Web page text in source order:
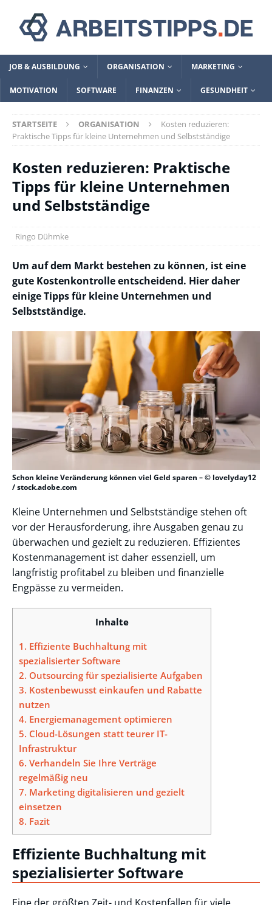
JOB & AUSBILDUNG ORGANISATION MARKETING
MOTIVATION SOFTWARE FINANZEN GESUNDHEIT
STARTSEITE ORGANISATION
Kosten reduzieren:
Praktische Tipps für kleine Unternehmen und Selbstständige
Kosten reduzieren: Praktische
Tipps für kleine Unternehmen
und Selbstständige
Ringo Dühmke
Um auf dem Markt bestehen zu können, ist eine
gute Kostenkontrolle entscheidend. Hier daher
einige Tipps für kleine Unternehmen und
Selbstständige.
Schon kleine Veränderung können viel Geld sparen – © lovelyday12
/ stock.adobe.com
Kleine Unternehmen und Selbstständige stehen oft
vor der Herausforderung, ihre Ausgaben genau zu
überwachen und gezielt zu reduzieren. Effizientes
Kostenmanagement ist daher essenziell, um
langfristig profitabel zu bleiben und finanzielle
Engpässe zu vermeiden.
Inhalte
1. Effiziente Buchhaltung mit
spezialisierter Software
2. Outsourcing für spezialisierte Aufgaben
3. Kostenbewusst einkaufen und Rabatte
nutzen
4. Energiemanagement optimieren
5. Cloud-Lösungen statt teurer IT-
Infrastruktur
6. Verhandeln Sie Ihre Verträge
regelmäßig neu
7. Marketing digitalisieren und gezielt
einsetzen
8. Fazit
Effiziente Buchhaltung mit
spezialisierter Software